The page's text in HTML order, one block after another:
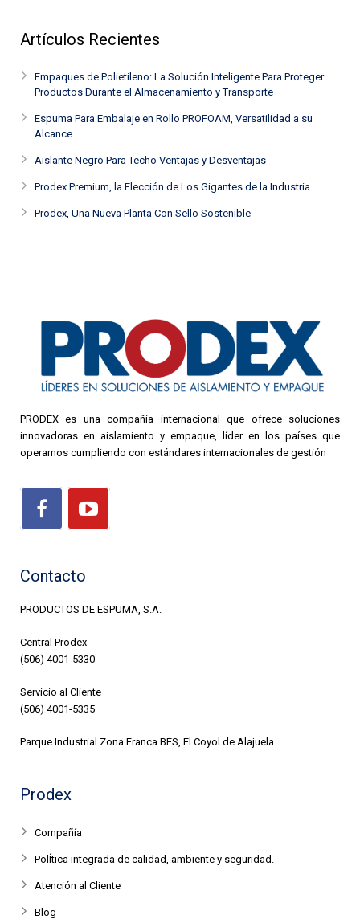
Artículos Recientes
Empaques de Polietileno: La Solución Inteligente Para Proteger
Productos Durante el Almacenamiento y Transporte
Espuma Para Embalaje en Rollo PROFOAM, Versatilidad a su
Alcance
Aislante Negro Para Techo Ventajas y Desventajas
Prodex Premium, la Elección de Los Gigantes de la Industria
Prodex, Una Nueva Planta Con Sello Sostenible
PRODEX es una compañía internacional que ofrece soluciones
innovadoras en aislamiento y empaque, líder en los países que
operamos cumpliendo con estándares internacionales de gestión
Contacto
PRODUCTOS DE ESPUMA, S.A.
Central Prodex
(506) 4001-5330
Servicio al Cliente
(506) 4001-5335
Parque Industrial Zona Franca BES, El Coyol de Alajuela
Prodex
Compañía
PolÍtica integrada de calidad, ambiente y seguridad.
Atención al Cliente
Blog